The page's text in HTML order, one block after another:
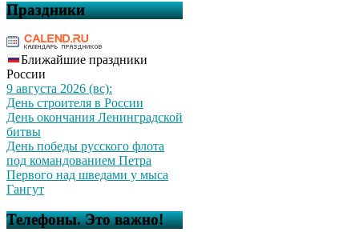
Праздники
Ближайшие праздники
России
9 августа 2026 (вс):
День строителя в России
День окончания Ленинградской
битвы
День победы русского флота
под командованием Петра
Первого над шведами у мыса
Гангут
Телефоны. Это важно!